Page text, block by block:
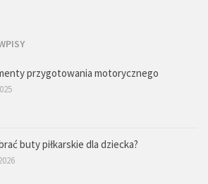
przygotowania motorycznego
buty piłkarskie dla dziecka?